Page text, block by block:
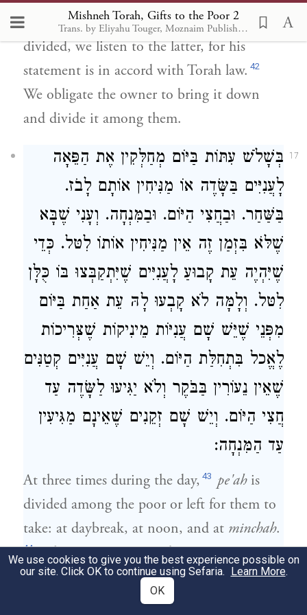
Mishneh Torah, Gifts to the Poor 2
Trans. by Eliyahu Touger, Moznaim Publishing
grabbed and one says that it should be
divided, we listen to the latter, for his
statement is in accord with Torah law. 42
We obligate the owner to bring it down
and divide it among them.
17
בְּשָׁלֹשׁ עִתּוֹת בַּיּוֹם מְחַלְּקִין אֶת הַפֵּאָה
לָעֲנִיִּים בַּשָּׂדֶה אוֹ מַנִּיחִין אוֹתָם לָבֹז.
בַּשַּׁחַר. וּבַחֲצִי הַיּוֹם. וּבַמִּנְחָה. וְעָנִי שֶׁבָּא
שֶׁלֹּא בִּזְמַן זֶה אֵין מַנִּיחִין אוֹתוֹ לִטּל. כְּדֵי
שֶׁיִּהְיֶה עֵת קָבוּעַ לָעֲנִיִּים שֶׁיִּתְקַבְּצוּ בּוֹ כֻּלָּן
לִטּל. וְלָמָּה לֹא קָבְעוּ לָהּ עֵת אַחַת בַּיּוֹם
מִפְּנֵי שֶׁיֵּשׁ שָׁם עֲנִיּוֹת מֵינִיקוֹת שֶׁצְּרִיכוֹת
לֶאֱכל בִּתְחִלַּת הַיּוֹם. וְיֵשׁ שָׁם עֲנִיִּים קְטַנִּים
שֶׁאֵין נֵעוֹרִין בַּבֹּקֶר וְלֹא יַגִּיעוּ לַשָּׂדֶה עַד
חֲצִי הַיּוֹם. וְיֵשׁ שָׁם זְקֵנִים שֶׁאֵינָם מַגִּיעִין
עַד הַמִּנְחָה:
At three times during the day, 43 pe'ahis
divided among the poor or left for them to
take: at daybreak, at noon, and at minchah.
44When a poor person does not come at
these times, he is not allowed to take, so
that there will be fixed times for the poor so
We use cookies to give you the best experience possible on
our site. Click OK to continue using Sefaria. Learn More.
OK